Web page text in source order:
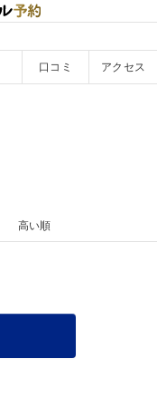
口コミ アクセス
高い順